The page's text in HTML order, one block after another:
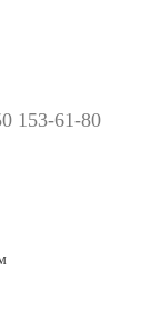
153-61-80